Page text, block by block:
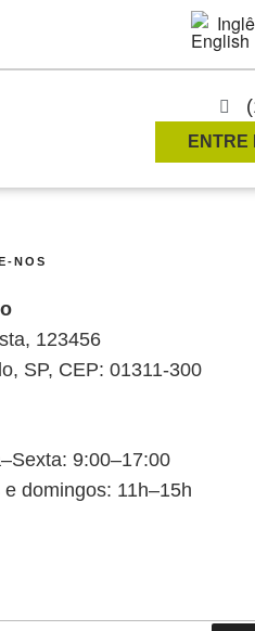
ENTRE
NOS
123456
SP, CEP: 01311-300
9:00–17:00
e domingos: 11h–15h